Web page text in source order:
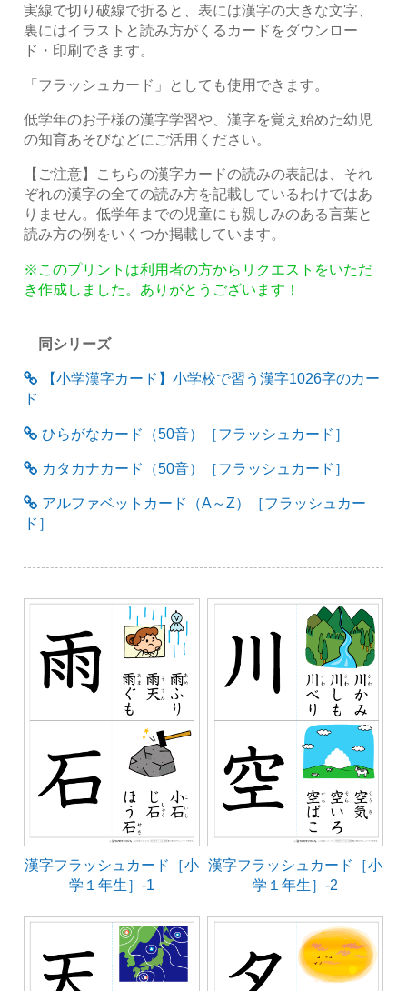
実線で切り破線で折ると、表には漢字の大きな文字、
裏にはイラストと読み方がくるカードをダウンロー
ド・印刷できます。
「フラッシュカード」としても使用できます。
低学年のお子様の漢字学習や、漢字を覚え始めた幼児
の知育あそびなどにご活用ください。
【ご注意】こちらの漢字カードの読みの表記は、それ
ぞれの漢字の全ての読み方を記載しているわけではあ
りません。低学年までの児童にも親しみのある言葉と
読み方の例をいくつか掲載しています。
※このプリントは利用者の方からリクエストをいただ
き作成しました。ありがとうございます！
同シリーズ
【小学漢字カード】小学校で習う漢字1026字のカー
ド
ひらがなカード（50音）［フラッシュカード］
カタカナカード（50音）［フラッシュカード］
アルファベットカード（A～Z）［フラッシュカー
ド］
漢字フラッシュカード［小
学１年生］-1
漢字フラッシュカード［小
学１年生］-2